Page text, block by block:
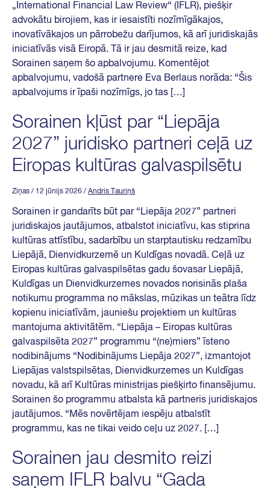
„International Financial Law Review“ (IFLR), piešķir
advokātu birojiem, kas ir iesaistīti nozīmīgākajos,
inovatīvākajos un pārrobežu darījumos, kā arī juridiskajās
iniciatīvās visā Eiropā. Tā ir jau desmitā reize, kad
Sorainen saņem šo apbalvojumu. Komentējot
apbalvojumu, vadošā partnere Eva Berlaus norāda: “Šis
apbalvojums ir īpaši nozīmīgs, jo tas […]
Sorainen kļūst par “Liepāja
2027” juridisko partneri ceļā uz
Eiropas kultūras galvaspilsētu
Ziņas / 12 jūnijs 2026 / Andris Tauriņš
Sorainen ir gandarīts būt par “Liepāja 2027” partneri
juridiskajos jautājumos, atbalstot iniciatīvu, kas stiprina
kultūras attīstību, sadarbību un starptautisku redzamību
Liepājā, Dienvidkurzemē un Kuldīgas novadā. Ceļā uz
Eiropas kultūras galvaspilsētas gadu šovasar Liepājā,
Kuldīgas un Dienvidkurzemes novados norisinās plaša
notikumu programma no mākslas, mūzikas un teātra līdz
kopienu iniciatīvām, jauniešu projektiem un kultūras
mantojuma aktivitātēm. “Liepāja – Eiropas kultūras
galvaspilsēta 2027” programmu “(ne)miers” īsteno
nodibinājums “Nodibinājums Liepāja 2027”, izmantojot
Liepājas valstspilsētas, Dienvidkurzemes un Kuldīgas
novadu, kā arī Kultūras ministrijas piešķirto finansējumu.
Sorainen šo programmu atbalsta kā partneris juridiskajos
jautājumos. “Mēs novērtējam iespēju atbalstīt
programmu, kas ne tikai veido ceļu uz 2027. […]
Sorainen jau desmito reizi
saņem IFLR balvu “Gada